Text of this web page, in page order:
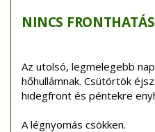
NINCS FRONTHATÁS
Az utolsó, legmelegebb
hőhullámnak. Csütörtök
hidegfront és péntekre
A légnyomás csökken.